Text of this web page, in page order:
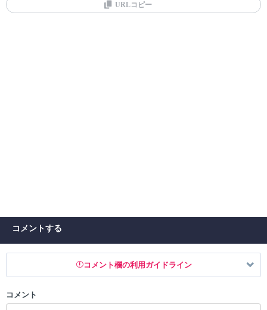
URLコピー
コメントする
コメント欄の利用ガイドライン
以下の書き込みを禁止とし、場合によってはコメント削除や書き込み制
コメント